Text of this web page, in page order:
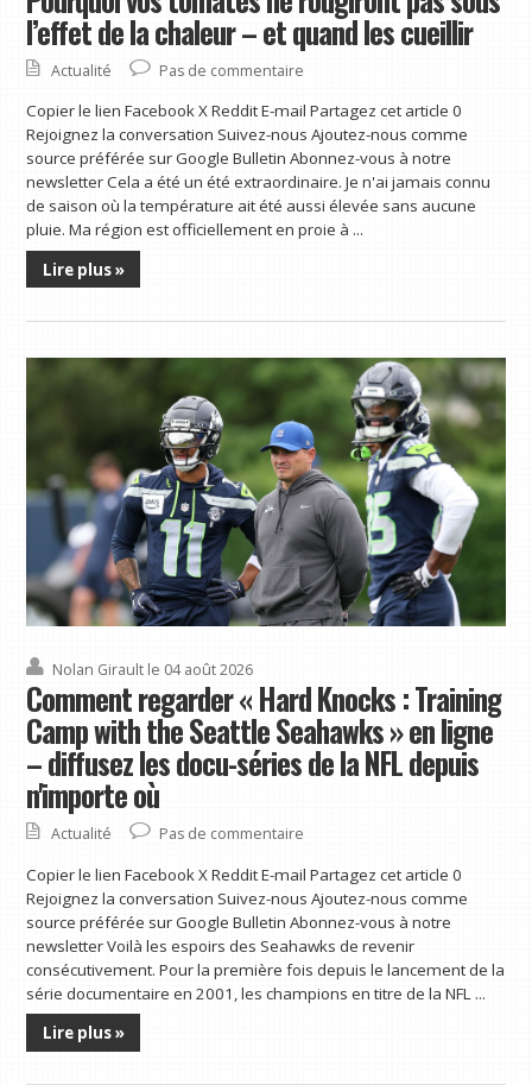
l’effet de la chaleur – et quand les cueillir
Actualité Pas de commentaire
Copier le lien Facebook X Reddit E-mail Partagez cet article 0
Rejoignez la conversation Suivez-nous Ajoutez-nous comme
source préférée sur Google Bulletin Abonnez-vous à notre
newsletter Cela a été un été extraordinaire. Je n'ai jamais connu
de saison où la température ait été aussi élevée sans aucune
pluie. Ma région est officiellement en proie à ...
Lire plus »
Nolan Girault le 04 août 2026
Comment regarder « Hard Knocks : Training
Camp with the Seattle Seahawks » en ligne
– diffusez les docu-séries de la NFL depuis
n'importe où
Actualité Pas de commentaire
Copier le lien Facebook X Reddit E-mail Partagez cet article 0
Rejoignez la conversation Suivez-nous Ajoutez-nous comme
source préférée sur Google Bulletin Abonnez-vous à notre
newsletter Voilà les espoirs des Seahawks de revenir
consécutivement. Pour la première fois depuis le lancement de la
série documentaire en 2001, les champions en titre de la NFL ...
Lire plus »